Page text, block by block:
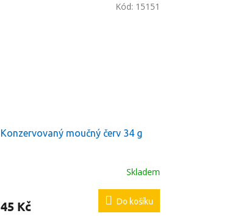
Konzervovaný moučný červ 34 g
je
Skladem
45 Kč Do košíku
Kód: 15151